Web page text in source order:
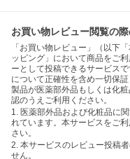
お買い物レビュー閲覧の
「お買い物レビュー」（以下
ッピング」において商品をご
ーとして投稿できるサービス
について正確性を含め一切保
製品が医薬部外品もしくは化
認のうえご利用ください。
1. 医薬部外品および化粧品に
れています。本サービスをご
さい。
2. 本サービスのレビュー投稿
せん。